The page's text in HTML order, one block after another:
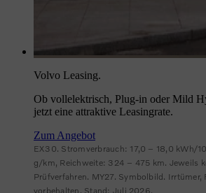
Volvo Leasing.
Ob vollelektrisch, Plug-in oder Mild
jetzt eine attraktive Leasingrate.
Zum Angebot
EX30. Stromverbrauch: 17,0 – 18,0 kWh/
g/km, Reichweite: 324 – 475 km. Jeweils
Prüfverfahren. MY27. Symbolbild. Irrtümer,
vorbehalten. Stand: Juli 2026.